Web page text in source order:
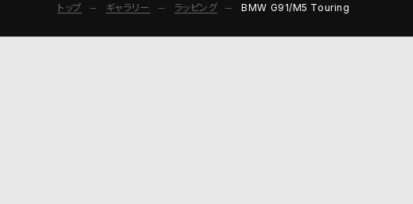
トップ ギャラリー ラッピング BMW G91/M5 Touring